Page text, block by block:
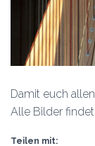
Damit euch
Alle Bilder
Teilen mit: